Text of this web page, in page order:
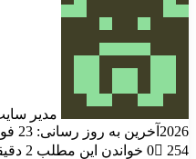
مدیر
2026 آخرین به روز رسانی: 23 فوریه 2026
0
254
خواندن این مطلب 2 دقیقه زمان میبرد